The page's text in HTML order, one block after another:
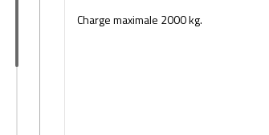
Charge maximale 2000 kg.